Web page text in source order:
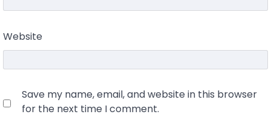
Website
Save my name, email, and website in this browser
for the next time I comment.